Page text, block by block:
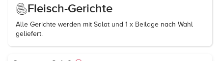
Fleisch-Gerichte
Alle Gerichte werden mit Salat und 1 x Beilage nach Wahl
geliefert.